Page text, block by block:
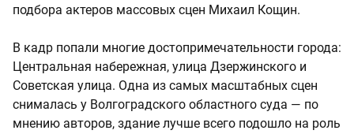
подбора актеров массовых сцен Михаил Кощин.
В кадр попали многие достопримечательности города:
Центральная набережная, улица Дзержинского и
Советская улица. Одна из самых масштабных сцен
снималась у Волгоградского областного суда — по
мнению авторов, здание лучше всего подошло на роль